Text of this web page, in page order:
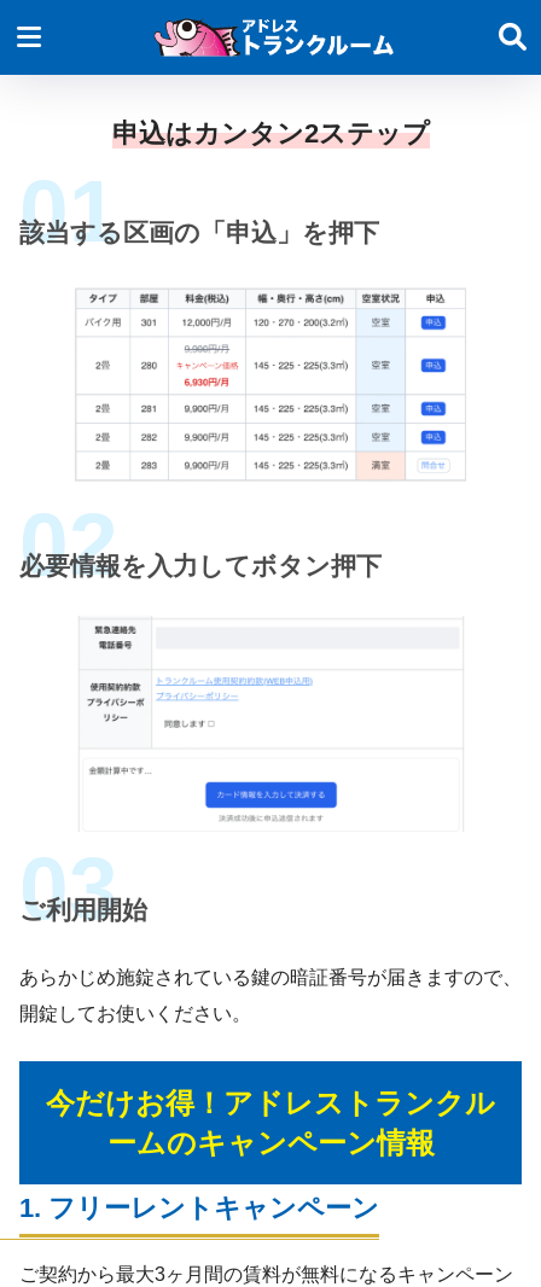
申込はカンタン2ステップ
該当する区画の「申込」を押下
必要情報を入力してボタン押下
ご利用開始
あらかじめ施錠されている鍵の暗証番号が届きますので、
開錠してお使いください。
今だけお得！アドレストランクル
ームのキャンペーン情報
1. フリーレントキャンペーン
ご契約から最大3ヶ月間の賃料が無料になるキャンペーン